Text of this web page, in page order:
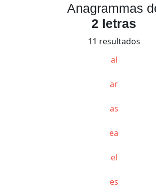
Anagrammas
2 letras
11 resultados
al
ar
as
ea
el
es